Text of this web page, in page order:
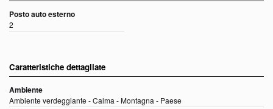
Posto auto esterno
2
Caratteristiche dettagliate
Ambiente
Ambiente verdeggiante - Calma - Montagna - Paese